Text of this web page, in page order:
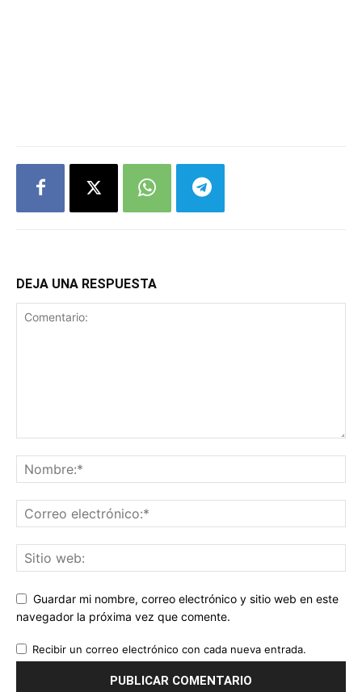
DEJA UNA RESPUESTA
Guardar mi nombre, correo electrónico y sitio web en este
navegador la próxima vez que comente.
Recibir un correo electrónico con cada nueva entrada.